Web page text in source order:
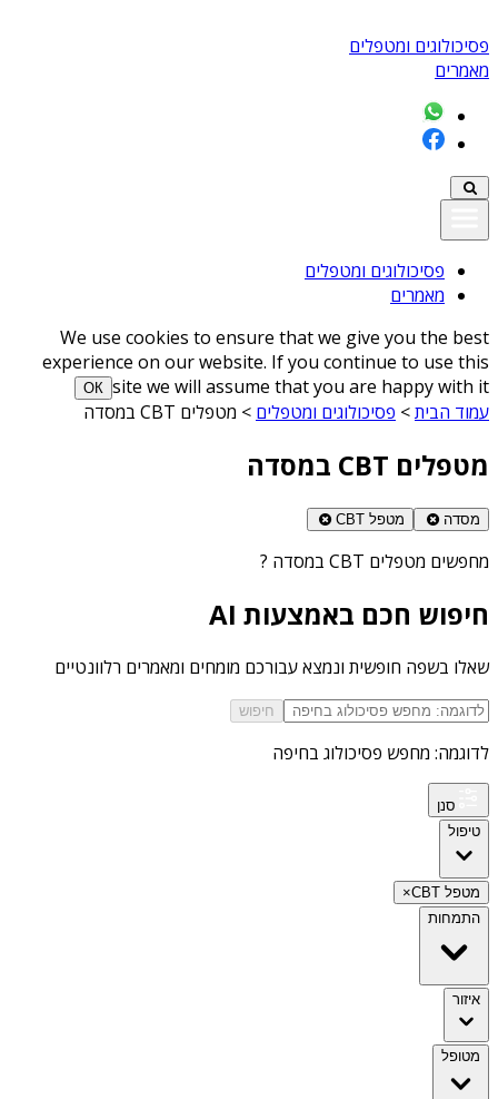
פסיכולוגים ומטפלים
מאמרים
פסיכולוגים ומטפלים
מאמרים
We use cookies to ensure that we give you the best
experience on our website. If you continue to use this
site we will assume that you are happy with it
ОК
עמוד הבית> פסיכולוגים ומטפלים > מטפלים CBT במסדה
מטפלים CBT במסדה
מסדה מטפל CBT
מחפשים מטפלים CBT במסדה ?
חיפוש חכם באמצעות AI
שאלו בשפה חופשית ונמצא עבורכם מומחים ומאמרים רלוונטיים
חיפוש
לדוגמה: מחפש פסיכולוג בחיפה
סנן
טיפול
מטפל CBT
×
התמחות
איזור
מטופל